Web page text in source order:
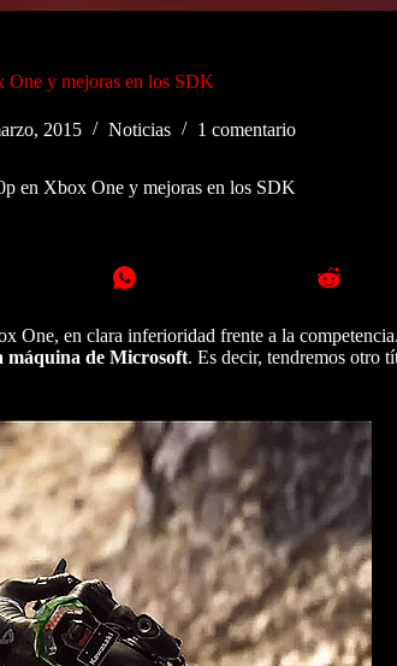
One y mejoras en los SDK
2015 Noticias 1 comentario
en Xbox One y mejoras en los SDK
One, en clara inferioridad frente a la
máquina de Microsoft. Es decir, tendremos otro